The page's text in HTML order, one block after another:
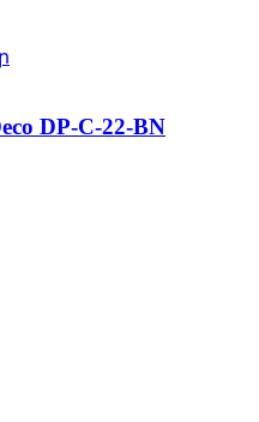
DP-C-22-BN